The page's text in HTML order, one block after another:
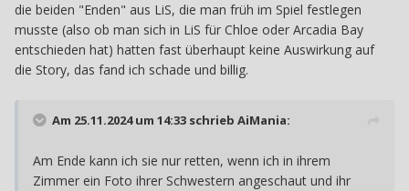
die beiden "Enden" aus LiS, die man früh im Spiel festlegen
musste (also ob man sich in LiS für Chloe oder Arcadia Bay
entschieden hat) hatten fast überhaupt keine Auswirkung auf
die Story, das fand ich schade und billig.
Am 25.11.2024 um 14:33 schrieb AiMania:
Am Ende kann ich sie nur retten, wenn ich in ihrem
Zimmer ein Foto ihrer Schwestern angeschaut und ihr